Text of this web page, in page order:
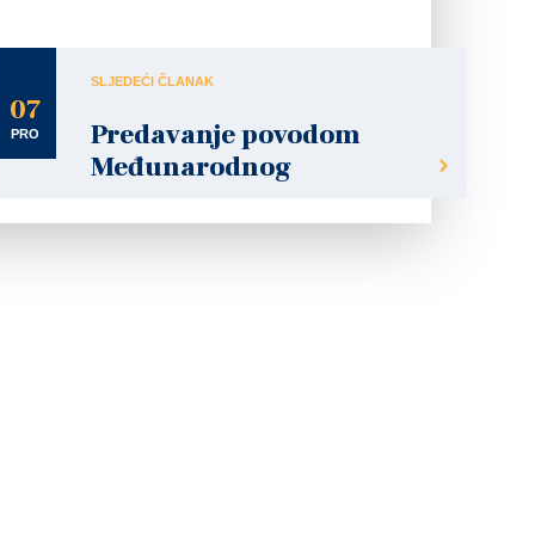
07
PRO
SLJEDEĆI ČLANAK
Predavanje povodom
Međunarodnog